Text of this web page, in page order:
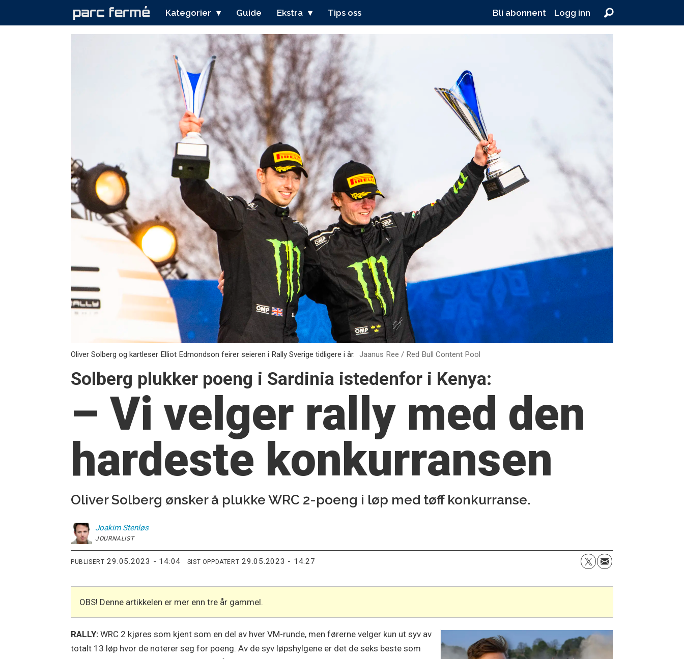
Kategorier Guide Ekstra Tips oss Bli abonnent Logg inn
Oliver Solberg og kartleser Elliot Edmondson feirer seieren i Rally Sverige tidligere i år. Jaanus Ree / Red Bull Content Pool
Solberg plukker poeng i Sardinia istedenfor i Kenya:
– Vi velger rally med den
hardeste konkurransen
Oliver Solberg ønsker å plukke WRC 2-poeng i løp med tøff konkurranse.
Joakim Stenløs
JOURNALIST
PUBLISERT 29.05.2023 - 14:04 SIST OPPDATERT 29.05.2023 - 14:27
OBS! Denne artikkelen er mer enn tre år gammel.
RALLY:WRC 2 kjøres som kjent som en del av hver VM-runde, men førerne velger kun ut syv av
totalt 13 løp hvor de noterer seg for poeng. Av de syv løpshylgene er det de seks beste som